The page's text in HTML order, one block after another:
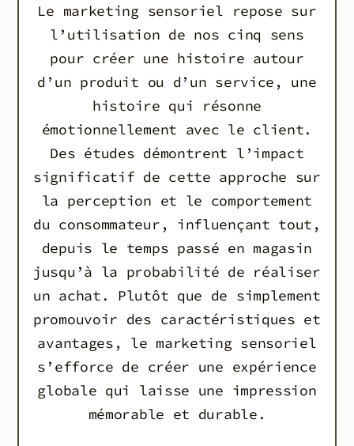
Le marketing sensoriel repose sur
l’utilisation de nos cinq sens
pour créer une histoire autour
d’un produit ou d’un service, une
histoire qui résonne
émotionnellement avec le client.
Des études démontrent l’impact
significatif de cette approche sur
la perception et le comportement
du consommateur, influençant tout,
depuis le temps passé en magasin
jusqu’à la probabilité de réaliser
un achat. Plutôt que de simplement
promouvoir des caractéristiques et
avantages, le marketing sensoriel
s’efforce de créer une expérience
globale qui laisse une impression
mémorable et durable.